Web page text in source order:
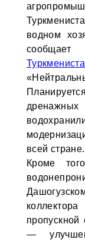
водном
всей стране.
Кроме
пропускной
—